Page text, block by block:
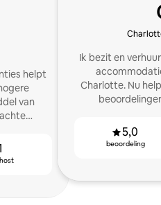
helpt
van
Ik bezit en
Charlotte. Nu help ik andere hosts om hoge
5,0
beoordeling